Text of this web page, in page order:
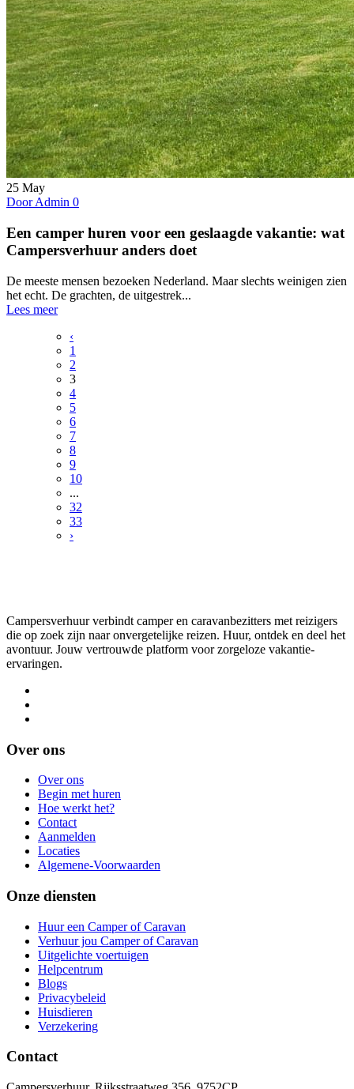
25 May
Door Admin 0
Een camper huren voor een geslaagde vakantie: wat
Campersverhuur anders doet
De meeste mensen bezoeken Nederland. Maar slechts weinigen zien
het echt. De grachten, de uitgestrek...
Lees meer
‹
1
2
3
4
5
6
7
8
9
10
...
32
33
›
Campersverhuur verbindt camper en caravanbezitters met reizigers
die op zoek zijn naar onvergetelijke reizen. Huur, ontdek en deel het
avontuur. Jouw vertrouwde platform voor zorgeloze vakantie-
ervaringen.
Over ons
Over ons
Begin met huren
Hoe werkt het?
Contact
Aanmelden
Locaties
Algemene-Voorwaarden
Onze diensten
Huur een Camper of Caravan
Verhuur jou Camper of Caravan
Uitgelichte voertuigen
Helpcentrum
Blogs
Privacybeleid
Huisdieren
Verzekering
Contact